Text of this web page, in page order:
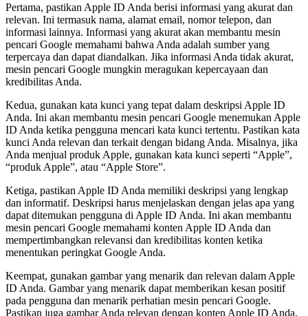
Pertama, pastikan Apple ID Anda berisi informasi yang akurat dan
relevan. Ini termasuk nama, alamat email, nomor telepon, dan
informasi lainnya. Informasi yang akurat akan membantu mesin
pencari Google memahami bahwa Anda adalah sumber yang
terpercaya dan dapat diandalkan. Jika informasi Anda tidak akurat,
mesin pencari Google mungkin meragukan kepercayaan dan
kredibilitas Anda.
Kedua, gunakan kata kunci yang tepat dalam deskripsi Apple ID
Anda. Ini akan membantu mesin pencari Google menemukan Apple
ID Anda ketika pengguna mencari kata kunci tertentu. Pastikan kata
kunci Anda relevan dan terkait dengan bidang Anda. Misalnya, jika
Anda menjual produk Apple, gunakan kata kunci seperti “Apple”,
“produk Apple”, atau “Apple Store”.
Ketiga, pastikan Apple ID Anda memiliki deskripsi yang lengkap
dan informatif. Deskripsi harus menjelaskan dengan jelas apa yang
dapat ditemukan pengguna di Apple ID Anda. Ini akan membantu
mesin pencari Google memahami konten Apple ID Anda dan
mempertimbangkan relevansi dan kredibilitas konten ketika
menentukan peringkat Google Anda.
Keempat, gunakan gambar yang menarik dan relevan dalam Apple
ID Anda. Gambar yang menarik dapat memberikan kesan positif
pada pengguna dan menarik perhatian mesin pencari Google.
Pastikan juga gambar Anda relevan dengan konten Apple ID Anda.